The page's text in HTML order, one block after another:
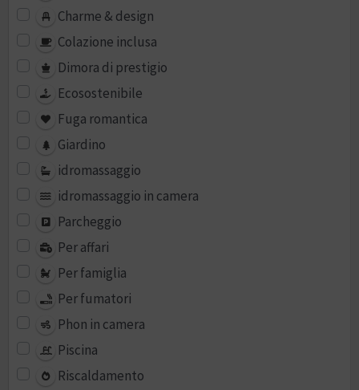
Charme & design
Colazione inclusa
Dimora di prestigio
Ecosostenibile
Fuga romantica
Giardino
idromassaggio
idromassaggio in camera
Parcheggio
Per affari
Per famiglia
Per fumatori
Phon in camera
Piscina
Riscaldamento